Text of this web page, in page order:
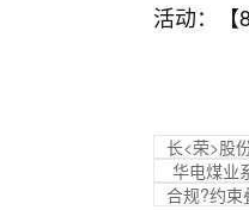
活动：【
长<荣>股
华电煤业
合规?约束